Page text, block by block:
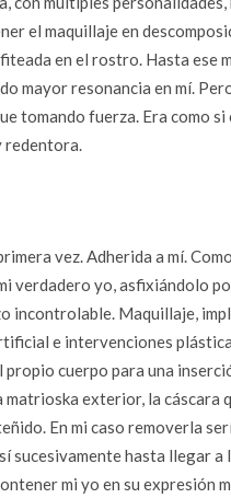
el maquillaje en
en el rostro. Hasta ese
mayor resonancia en mí.
tomando fuerza. Era como
redentora.
vez. Adherida a mí.
verdadero yo, asfixiándolo
incontrolable. Maquillaje,
e intervenciones
propio cuerpo para una
matrioska exterior, la cáscara
En mi caso removerla
sucesivamente hasta llegar a
mi yo en su expresión